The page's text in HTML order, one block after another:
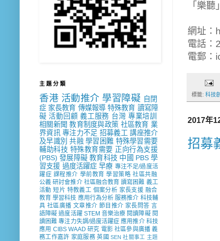
「樂
網址：
電話：
電郵：
標籤: 科技
2017年
招募
主 題 分 類
香港 活動推介 學習障礙 自閉
症 家長教育 傳媒報導 特殊教育 讀寫障
礙 活動回顧 義工服務 台灣 專業培訓
相關新聞 教育制度與政策 社區教育 業
界資訊 專注力不足 招募義工 講座推介
及早識別 共融 學習困難 特殊學習需要
輔助科技 特殊教育需要 正向行為支援
(PBS) 發展障礙 教育科技 中國 PBS 學
習支援 過度活躍症 早療 專注不足/過度活
躍症 課程推介 學前教育 學習策略 社區共融
公義 研討會推介 社區融合教育 讀寫困難 義工
活動 短片 特教義工 個案分析 家長支援 融合
教育 學習科技 應用行為分析 服務推介 科技輔
具 社區廣播 文章推介 節目推介 家長問答 言
語障礙 過度活躍 STEM 音樂治療 閱讀障礙 閱
讀困難 專注力失調/過度活躍症 應用推介 科技
應用 CIBS WAAD 研究 電影 社區參與廣播 義
務工作嘉許 家庭服務 英國 SEN 社關事工 主題